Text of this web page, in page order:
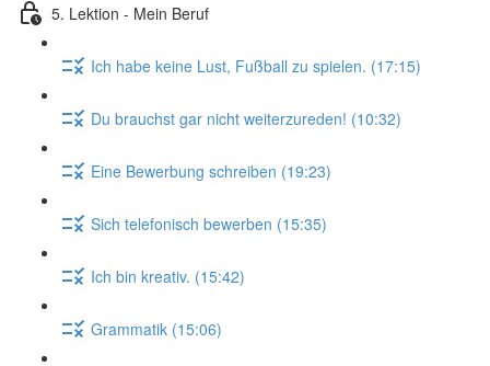
5. Lektion - Mein Beruf
Ich habe keine Lust, Fußball zu spielen. (17:15)
Du brauchst gar nicht weiterzureden! (10:32)
Eine Bewerbung schreiben (19:23)
Sich telefonisch bewerben (15:35)
Ich bin kreativ. (15:42)
Grammatik (15:06)